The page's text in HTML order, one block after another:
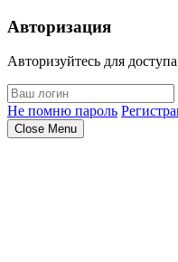
Авторизация
Авторизуйтесь для
Не помню пароль
Close Menu